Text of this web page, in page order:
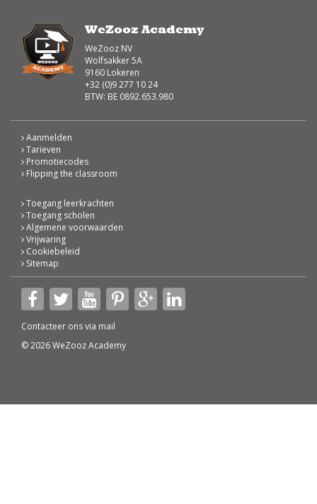
WeZooz Academy
WeZooz NV
Wolfsakker 5A
9160 Lokeren
+32 (0)9 277 10 24
BTW: BE 0892.653.980
Aanmelden
Tarieven
Promotiecodes
Flipping the classroom
Toegang leerkrachten
Toegang scholen
Algemene voorwaarden
Vrijwaring
Cookiebeleid
Sitemap
Contacteer ons via mail
© 2026 WeZooz Academy